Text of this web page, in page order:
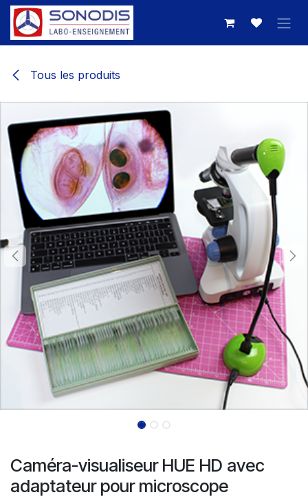
Se rendre au contenu
Tous les produits
Caméra-visualiseur HUE HD avec
adaptateur pour microscope